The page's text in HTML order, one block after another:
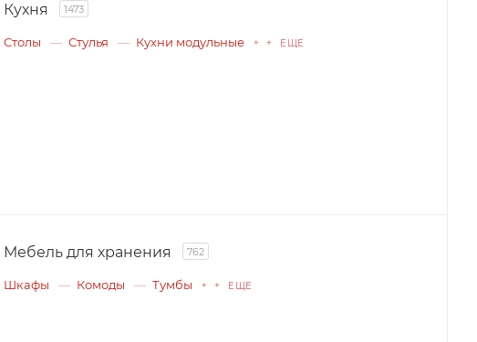
Кухня 1473
Столы Стулья Кухни модульные + + ЕЩЕ
Мебель для хранения 762
Шкафы Комоды Тумбы + + ЕЩЕ